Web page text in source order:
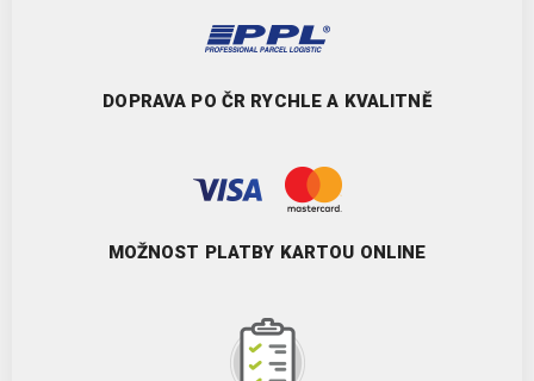
DOPRAVA PO ČR RYCHLE A KVALITNĚ
MOŽNOST PLATBY KARTOU ONLINE